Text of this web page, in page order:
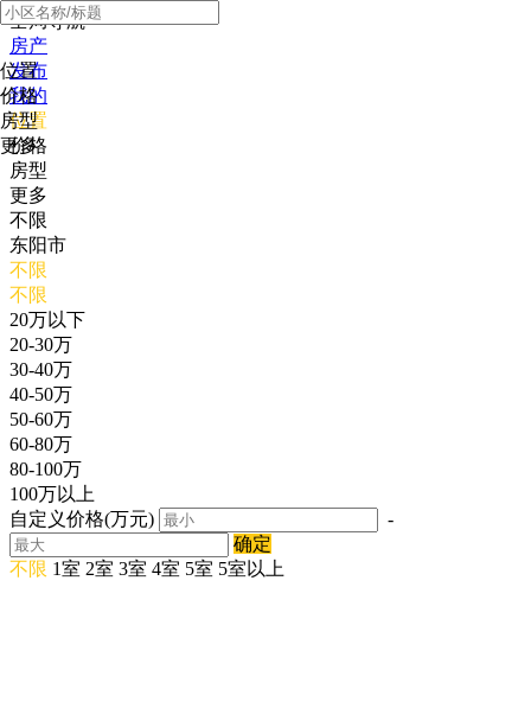
全局导航
房产
发布
我的
位置
价格
房型
更多
位置
价格
房型
更多
不限
东阳市
不限
不限
20万以下
20-30万
30-40万
40-50万
50-60万
60-80万
80-100万
100万以上
自定义价格(万元)
-
确定
不限 1室 2室 3室 4室 5室 5室以上